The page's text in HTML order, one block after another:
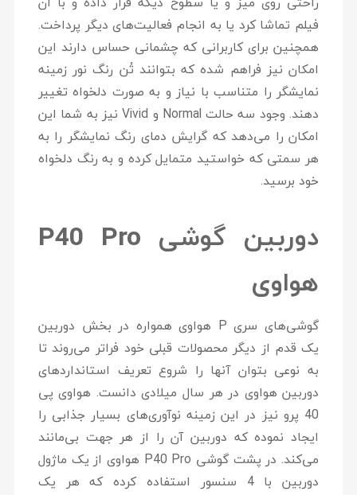
فیلم تماشا کرد یا به انجام فعالیت‌های دیگر پرداخت.
همچنین برای کاربرانی که چشمانی حساس دارند این
امکان نیز فراهم شده که بتوانند تُن رنگ نور زمینه
نمایشگر را متناسب با نیاز و به صورت دلخواه تغییر
دهند. وجود سه حالت Normal و Vivid نیز به شما این
امکان را می‌دهد که گرایش دمای رنگ نمایشگر را به
هر سمتی که خواستید متمایل کرده و به رنگ دلخواه
خود برسید.
دوربین گوشی P40 Pro
هواوی
گوشی‌های سری P هواوی همواره در بخش دوربین
یک قدم از دیگر محصولات قبلی خود فراتر می‌روند تا
به نوعی بتوان آنها را شروع تعریف استانداردهای
دوربین هواوی در هر سال میلادی دانست. هواوی پی
40 پرو نیز در این زمینه نوآوری‌های بسیار جذابی را
ایجاد نموده که دوربین آن را از هر جهت بی‌مانند
می‌کند. در پشت گوشی P40 Pro هواوی از یک ماژول
دوربین با 4 سنسور استفاده کرده که هر یک